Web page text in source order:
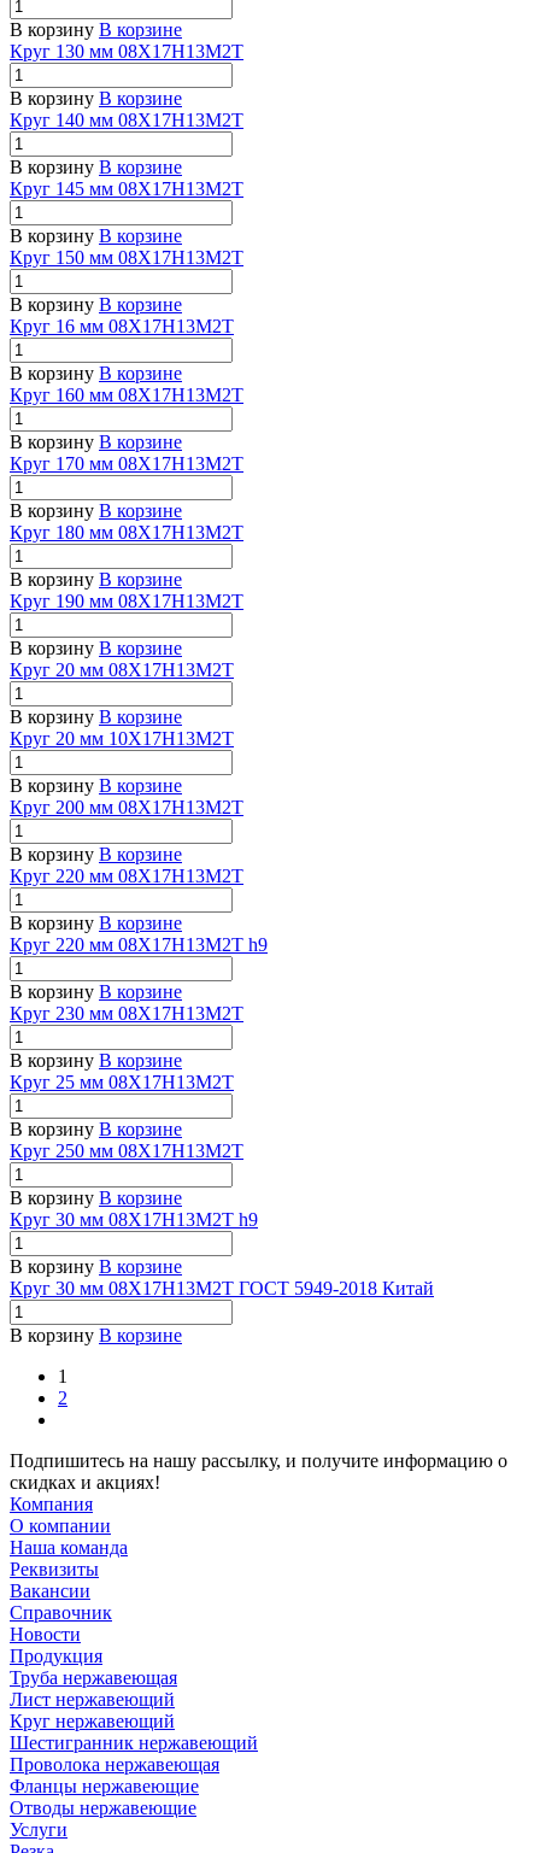
В корзину В корзине
Круг 130 мм 08Х17Н13М2Т
В корзину В корзине
Круг 140 мм 08Х17Н13М2Т
В корзину В корзине
Круг 145 мм 08Х17Н13М2Т
В корзину В корзине
Круг 150 мм 08Х17Н13М2Т
В корзину В корзине
Круг 16 мм 08Х17Н13М2Т
В корзину В корзине
Круг 160 мм 08Х17Н13М2Т
В корзину В корзине
Круг 170 мм 08Х17Н13М2Т
В корзину В корзине
Круг 180 мм 08Х17Н13М2Т
В корзину В корзине
Круг 190 мм 08Х17Н13М2Т
В корзину В корзине
Круг 20 мм 08Х17Н13М2Т
В корзину В корзине
Круг 20 мм 10Х17Н13М2Т
В корзину В корзине
Круг 200 мм 08Х17Н13М2Т
В корзину В корзине
Круг 220 мм 08Х17Н13М2Т
В корзину В корзине
Круг 220 мм 08Х17Н13М2Т h9
В корзину В корзине
Круг 230 мм 08Х17Н13М2Т
В корзину В корзине
Круг 25 мм 08Х17Н13М2Т
В корзину В корзине
Круг 250 мм 08Х17Н13М2Т
В корзину В корзине
Круг 30 мм 08Х17Н13М2Т h9
В корзину В корзине
Круг 30 мм 08Х17Н13М2Т ГОСТ 5949-2018 Китай
В корзину В корзине
1
2
Подпишитесь на нашу рассылку, и получите информацию о
скидках и акциях!
Компания
О компании
Наша команда
Реквизиты
Вакансии
Справочник
Новости
Продукция
Труба нержавеющая
Лист нержавеющий
Круг нержавеющий
Шестигранник нержавеющий
Проволока нержавеющая
Фланцы нержавеющие
Отводы нержавеющие
Услуги